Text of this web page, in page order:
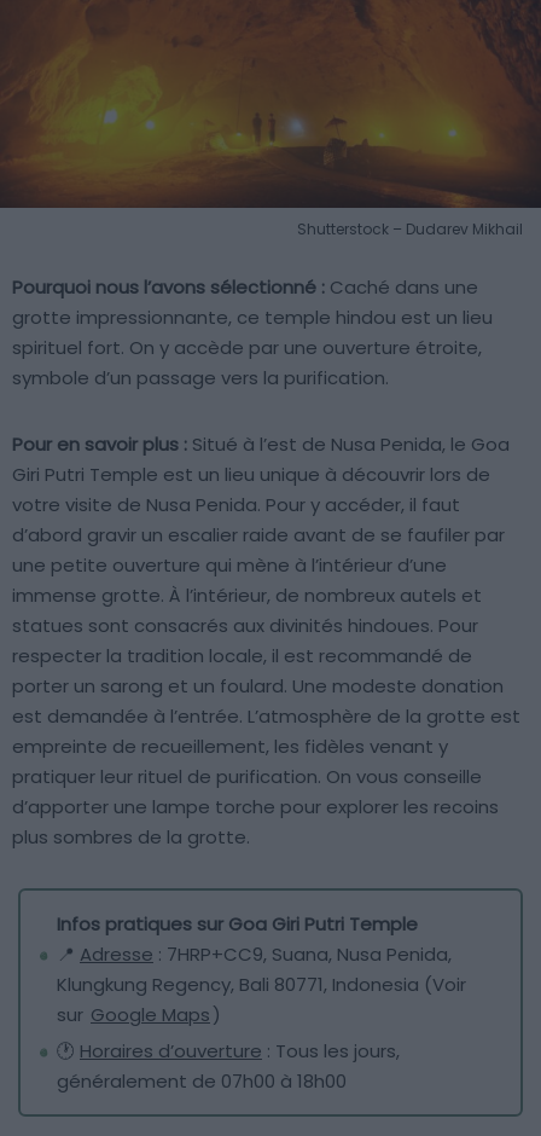
Shutterstock – Dudarev Mikhail
Pourquoi nous l’avons sélectionné : Caché dans une
grotte impressionnante, ce temple hindou est un lieu
spirituel fort. On y accède par une ouverture étroite,
symbole d’un passage vers la purification.
Pour en savoir plus : Situé à l’est de Nusa Penida, le Goa
Giri Putri Temple est un lieu unique à découvrir lors de
votre visite de Nusa Penida. Pour y accéder, il faut
d’abord gravir un escalier raide avant de se faufiler par
une petite ouverture qui mène à l’intérieur d’une
immense grotte. À l’intérieur, de nombreux autels et
statues sont consacrés aux divinités hindoues. Pour
respecter la tradition locale, il est recommandé de
porter un sarong et un foulard. Une modeste donation
est demandée à l’entrée. L’atmosphère de la grotte est
empreinte de recueillement, les fidèles venant y
pratiquer leur rituel de purification. On vous conseille
d’apporter une lampe torche pour explorer les recoins
plus sombres de la grotte.
Infos pratiques sur Goa Giri Putri Temple
📍 Adresse : 7HRP+CC9, Suana, Nusa Penida,
Klungkung Regency, Bali 80771, Indonesia (Voir
sur Google Maps)
🕐 Horaires d’ouverture : Tous les jours,
généralement de 07h00 à 18h00